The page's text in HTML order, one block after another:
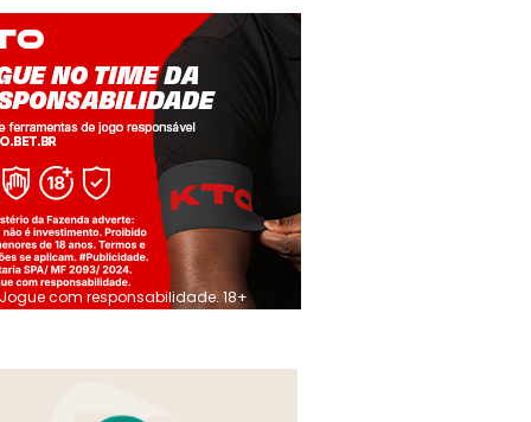
Jogue com responsabilidade. 18+